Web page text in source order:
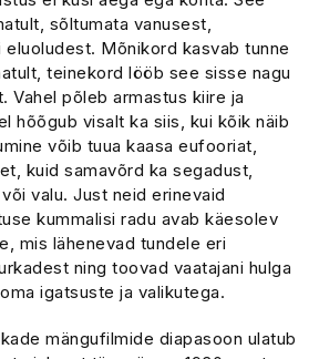
sõltumata vanusest,
Mõnikord kasvab tunne
teinekord lööb see sisse nagu
Vahel põleb armastus kiire ja
hõõgub visalt ka siis, kui kõik näib
võib tuua kaasa eufooriat,
kuid samavõrd ka segadust,
valu. Just neid erinevaid
kummalisi radu avab käesolev
mis lähenevad tundele eri
ning toovad vaatajani hulga
igatsuste ja valikutega.
mängufilmide diapasoon ulatub